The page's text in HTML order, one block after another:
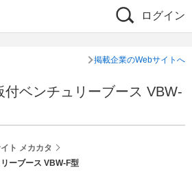
ログイン
掲載企業のWebサイトへ
ベンチュリーブース VBW-
ト メカカタ
ーブース VBW-F型